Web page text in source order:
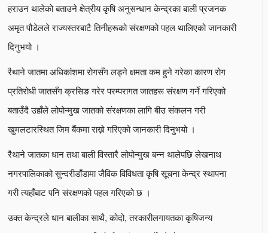
हराउन थालेको बताउने क्षेत्रीय कृषि अनुसन्धान केन्द्रका बाली प्रजनक
अमृत पौडेलले राज्यस्तरबाटै तिनीहरूको संरक्षणको पहल थालिएको जानकारी
दिनुभयो ।
रैथाने जातमा अधिकांशमा रोगसँग लड्ने क्षमता कम हुने गरेका कारण रोग
प्रतिरोधी जातसँग क्रसिङ गरेर परम्परागत जातहरू संरक्षण गर्ने गरिएको
बताउँदै उहाँले लोपोन्मुख जातको संरक्षणका लागि बीउ संकलन गरी
खुमलटारस्थित जिम बैंकमा राख्ने गरिएको जानकारी दिनुभयो ।
रैथाने जातका धान तथा बाली विस्तारै लोपोन्मुख बन्न थालेपछि लेखनाथ
नगरपालिकाको सुन्दरीडाँडामा जैविक विविधता कृषि सूचना केन्द्र स्थापना
गरी त्यहाँबाट पनि संरक्षणको पहल गरिएको छ ।
उक्त केन्द्रले धान बालीका साथै, कोदो, तरकारीलगायतका कृषिजन्य